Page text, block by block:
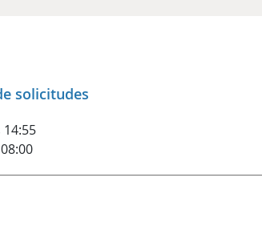
solicitudes
14:55